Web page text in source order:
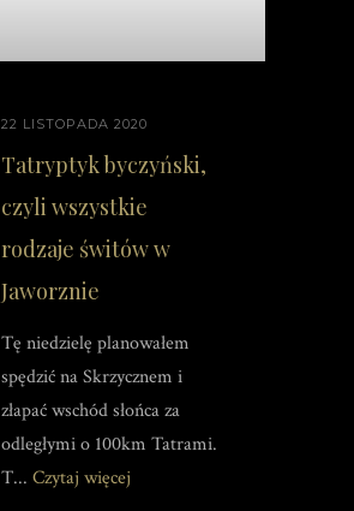
22 LISTOPADA 2020
Tatryptyk byczyński,
czyli wszystkie
rodzaje świtów w
Jaworznie
Tę niedzielę planowałem
spędzić na Skrzycznem i
złapać wschód słońca za
odległymi o 100km Tatrami.
T... Czytaj więcej